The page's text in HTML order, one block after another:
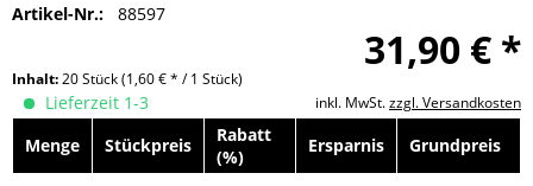
Artikel-Nr.: 88597
31,90 € *
Inhalt:20 Stück(1,60 € * / 1 Stück)
inkl. MwSt.zzgl. Versandkosten
Lieferzeit 1-3
Menge
Stückpreis
Rabatt
(%)
Ersparnis Grundpreis